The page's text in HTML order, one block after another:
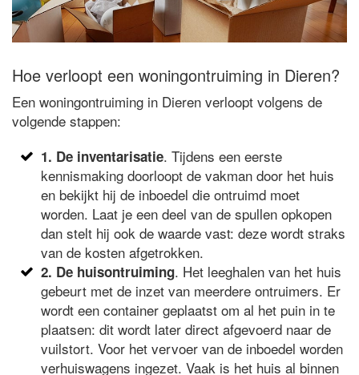
Hoe verloopt een woningontruiming in Dieren?
Een woningontruiming in Dieren verloopt volgens de
volgende stappen:
1. De inventarisatie. Tijdens een eerste
kennismaking doorloopt de vakman door het huis
en bekijkt hij de inboedel die ontruimd moet
worden. Laat je een deel van de spullen opkopen
dan stelt hij ook de waarde vast: deze wordt straks
van de kosten afgetrokken.
2. De huisontruiming. Het leeghalen van het huis
gebeurt met de inzet van meerdere ontruimers. Er
wordt een container geplaatst om al het puin in te
plaatsen: dit wordt later direct afgevoerd naar de
vuilstort. Voor het vervoer van de inboedel worden
verhuiswagens ingezet. Vaak is het huis al binnen